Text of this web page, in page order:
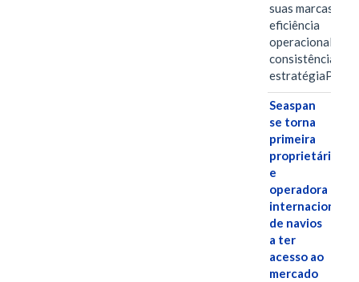
suas marcas, a
eficiência
operacional e a
consistência de
Seaspan
se torna
primeira
proprietária
e
operadora
internacional
de navios
a ter
acesso ao
mercado